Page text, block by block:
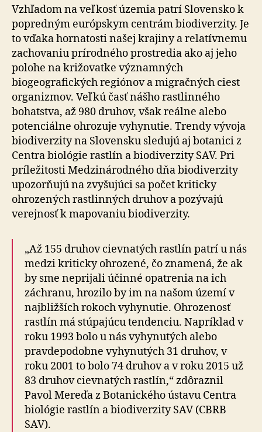
rastlín
na
Slovensku
hrozí
vyhynutie
Vzhľadom na veľkosť územia patrí Slovensko k
popredným európskym centrám biodiverzity. Je
to vďaka hornatosti našej krajiny a relatívnemu
zachovaniu prírodného prostredia ako aj jeho
polohe na križovatke významných
biogeografických regiónov a migračných ciest
organizmov. Veľkú časť nášho rastlinného
bohatstva, až 980 druhov, však reálne alebo
potenciálne ohrozuje vyhynutie. Trendy vývoja
biodiverzity na Slovensku sledujú aj botanici z
Centra biológie rastlín a biodiverzity SAV. Pri
príležitosti Medzinárodného dňa biodiverzity
upozorňujú na zvyšujúci sa počet kriticky
ohrozených rastlinných druhov a pozývajú
verejnosť k mapovaniu biodiverzity.
„Až 155 druhov cievnatých rastlín patrí u nás
medzi kriticky ohrozené, čo znamená, že ak
by sme neprijali účinné opatrenia na ich
záchranu, hrozilo by im na našom území v
najbližších rokoch vyhynutie. Ohrozenosť
rastlín má stúpajúcu tendenciu. Napríklad v
roku 1993 bolo u nás vyhynutých alebo
pravdepodobne vyhynutých 31 druhov, v
roku 2001 to bolo 74 druhov a v roku 2015 už
83 druhov cievnatých rastlín,“ zdôraznil
Pavol Mereďa z Botanického ústavu Centra
biológie rastlín a biodiverzity SAV (CBRB
SAV).